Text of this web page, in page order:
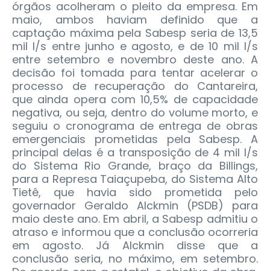
órgãos acolheram o pleito da empresa. Em
maio, ambos haviam definido que a
captação máxima pela Sabesp seria de 13,5
mil l/s entre junho e agosto, e de 10 mil l/s
entre setembro e novembro deste ano. A
decisão foi tomada para tentar acelerar o
processo de recuperação do Cantareira,
que ainda opera com 10,5% de capacidade
negativa, ou seja, dentro do volume morto, e
seguiu o cronograma de entrega de obras
emergenciais prometidas pela Sabesp. A
principal delas é a transposição de 4 mil l/s
do Sistema Rio Grande, braço da Billings,
para a Represa Taiaçupeba, do Sistema Alto
Tietê, que havia sido prometida pelo
governador Geraldo Alckmin (PSDB) para
maio deste ano. Em abril, a Sabesp admitiu o
atraso e informou que a conclusão ocorreria
em agosto. Já Alckmin disse que a
conclusão seria, no máximo, em setembro.